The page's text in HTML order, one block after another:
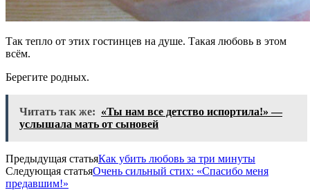
Так тепло от этих гостинцев на душе. Такая любовь в этом
всём.
Берегите родных.
Читать так же: «Ты нам все детство испортила!» —
услышала мать от сыновей
Предыдущая статьяКак убить любовь за три минуты
Следующая статьяОчень сильный стих: «Спасибо меня
предавшим!»